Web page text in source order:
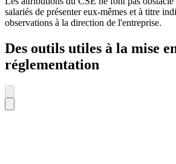
salariés de présenter eux-mêmes et à titre
observations à la direction de l'entreprise.
Des outils utiles à la mise
réglementation